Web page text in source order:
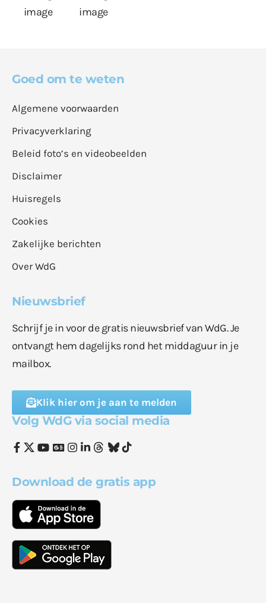
Goed om te weten
Algemene voorwaarden
Privacyverklaring
Beleid foto’s en videobeelden
Disclaimer
Huisregels
Cookies
Zakelijke berichten
Over WdG
Nieuwsbrief
Schrijf je in voor de gratis nieuwsbrief van WdG. Je
ontvangt hem dagelijks rond het middaguur in je
mailbox.
Klik hier om je aan te melden
Volg WdG via social media
Download de gratis app